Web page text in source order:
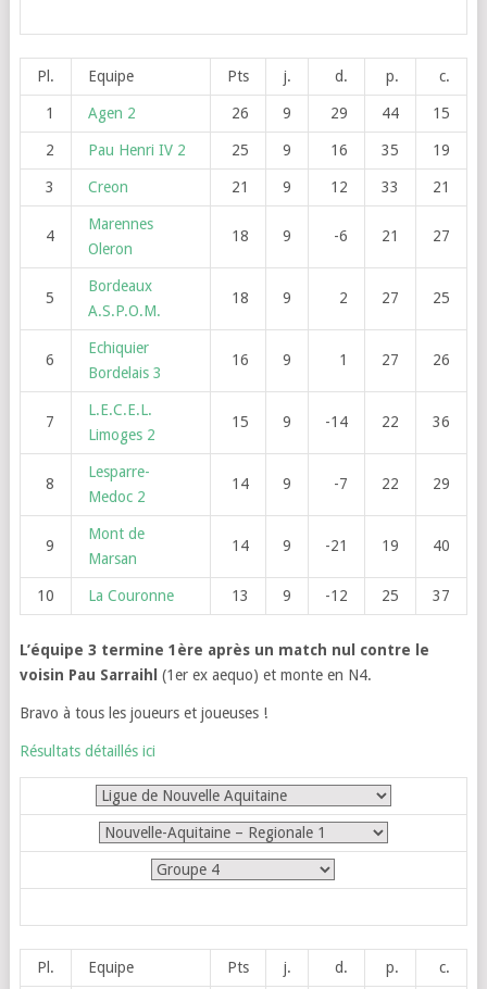
Pl. Equipe Pts j. d. p. c.
1 Agen 2 26 9 29 44 15
2 Pau Henri IV 2 25 9 16 35 19
3 Creon 21 9 12 33 21
4
Marennes
Oleron
18 9 -6 21 27
5
Bordeaux
A.S.P.O.M.
18 9 2 27 25
6
Echiquier
Bordelais 3
16 9 1 27 26
7
L.E.C.E.L.
Limoges 2
15 9 -14 22 36
8
Lesparre-
Medoc 2
14 9 -7 22 29
9
Mont de
Marsan
14 9 -21 19 40
10 La Couronne 13 9 -12 25 37
L’équipe 3 termine 1ère après un match nul contre le
voisin Pau Sarraihl (1er ex aequo) et monte en N4.
Bravo à tous les joueurs et joueuses !
Résultats détaillés ici
Pl. Equipe Pts j. d. p. c.